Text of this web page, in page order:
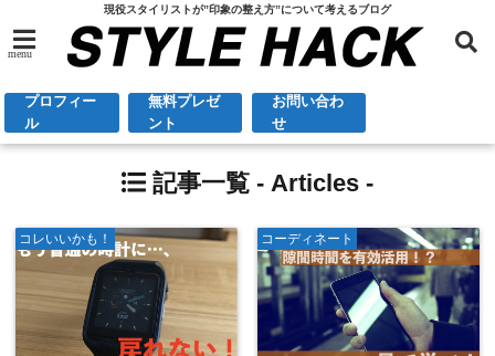
現役スタイリストが”印象の整え方”について考えるブログ
menu
プロフィー
ル
無料プレゼ
ント
お問い合わ
せ
記事一覧 - Articles -
コレいいかも！ コーディネート